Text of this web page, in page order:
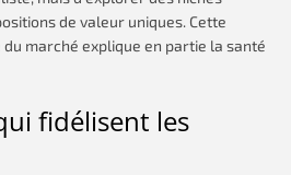
de valeur uniques. Cette
marché explique en partie la santé
fidélisent les